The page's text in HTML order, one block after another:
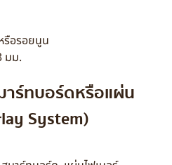
รือรอยนูน
มม.
าร์ทบอร์ดหรือแผ่น
System)